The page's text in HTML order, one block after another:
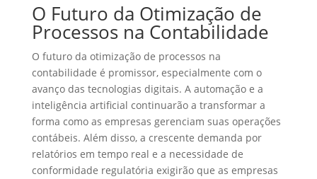
O Futuro da Otimização de
Processos na Contabilidade
O futuro da otimização de processos na
contabilidade é promissor, especialmente com o
avanço das tecnologias digitais. A automação e a
inteligência artificial continuarão a transformar a
forma como as empresas gerenciam suas operações
contábeis. Além disso, a crescente demanda por
relatórios em tempo real e a necessidade de
conformidade regulatória exigirão que as empresas